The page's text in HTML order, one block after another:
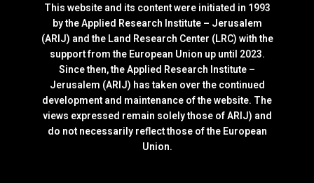
This website and its content were initiated in 1993
by the Applied Research Institute – Jerusalem
(ARIJ) and the Land Research Center (LRC) with the
support from the European Union up until 2023.
Since then, the Applied Research Institute –
Jerusalem (ARIJ) has taken over the continued
development and maintenance of the website. The
views expressed remain solely those of ARIJ) and
do not necessarily reflect those of the European
Union.